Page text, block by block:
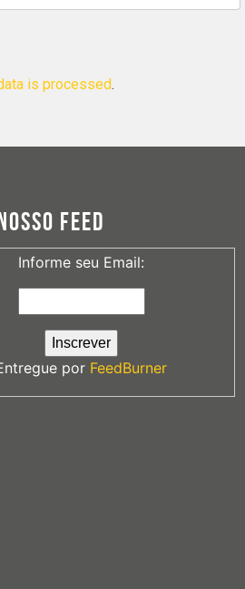
is processed.
FEED
Informe seu Email:
por FeedBurner